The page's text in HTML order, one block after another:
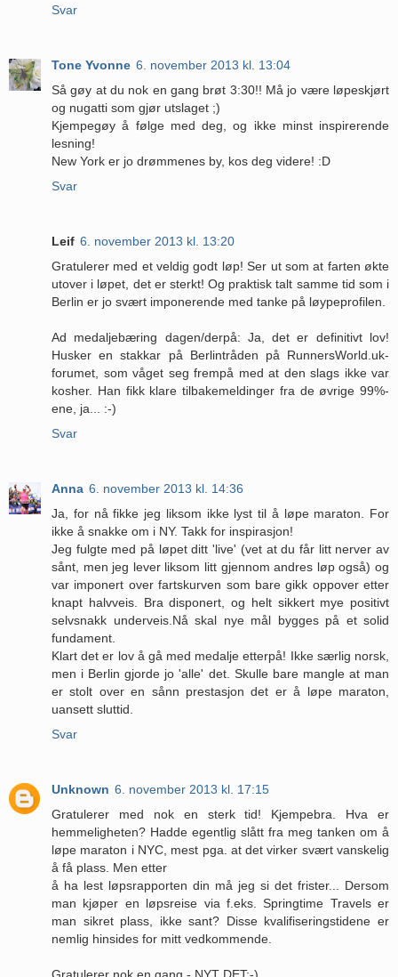
Svar
Tone Yvonne 6. november 2013 kl. 13:04
Så gøy at du nok en gang brøt 3:30!! Må jo være løpeskjørt
og nugatti som gjør utslaget ;)
Kjempegøy å følge med deg, og ikke minst inspirerende
lesning!
New York er jo drømmenes by, kos deg videre! :D
Svar
Leif 6. november 2013 kl. 13:20
Gratulerer med et veldig godt løp! Ser ut som at farten økte
utover i løpet, det er sterkt! Og praktisk talt samme tid som i
Berlin er jo svært imponerende med tanke på løypeprofilen.
Ad medaljebæring dagen/derpå: Ja, det er definitivt lov!
Husker en stakkar på Berlintråden på RunnersWorld.uk-
forumet, som våget seg frempå med at den slags ikke var
kosher. Han fikk klare tilbakemeldinger fra de øvrige 99%-
ene, ja... :-)
Svar
Anna 6. november 2013 kl. 14:36
Ja, for nå fikke jeg liksom ikke lyst til å løpe maraton. For
ikke å snakke om i NY. Takk for inspirasjon!
Jeg fulgte med på løpet ditt 'live' (vet at du får litt nerver av
sånt, men jeg lever liksom litt gjennom andres løp også) og
var imponert over fartskurven som bare gikk oppover etter
knapt halvveis. Bra disponert, og helt sikkert mye positivt
selvsnakk underveis.Nå skal nye mål bygges på et solid
fundament.
Klart det er lov å gå med medalje etterpå! Ikke særlig norsk,
men i Berlin gjorde jo 'alle' det. Skulle bare mangle at man
er stolt over en sånn prestasjon det er å løpe maraton,
uansett sluttid.
Svar
Unknown 6. november 2013 kl. 17:15
Gratulerer med nok en sterk tid! Kjempebra. Hva er
hemmeligheten? Hadde egentlig slått fra meg tanken om å
løpe maraton i NYC, mest pga. at det virker svært vanskelig
å få plass. Men etter
å ha lest løpsrapporten din må jeg si det frister... Dersom
man kjøper en løpsreise via f.eks. Springtime Travels er
man sikret plass, ikke sant? Disse kvalifiseringstidene er
nemlig hinsides for mitt vedkommende.